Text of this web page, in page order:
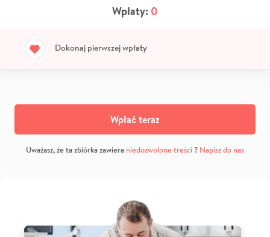
Wpłaty: 0
Dokonaj pierwszej wpłaty
Wpłać teraz
Uważasz, że ta zbiórka zawiera niedozwolone treści? Napisz do nas